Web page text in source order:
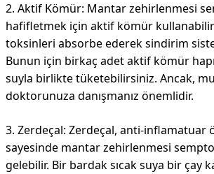
2. Aktif Kömür: Mantar zehirlenmesi
hafifletmek için aktif kömür
toksinleri absorbe ederek sindirim
Bunun için birkaç adet aktif kömür
suyla birlikte tüketebilirsiniz. Ancak,
doktorunuza danışmanız önemlidir.
3. Zerdeçal: Zerdeçal, anti-inflamatuar
sayesinde mantar zehirlenmesi
gelebilir. Bir bardak sıcak suya bir çay